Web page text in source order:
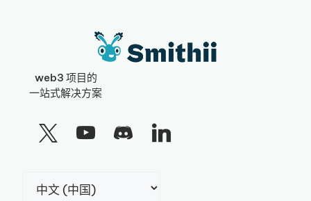
web3 项目的
一站式解决方案